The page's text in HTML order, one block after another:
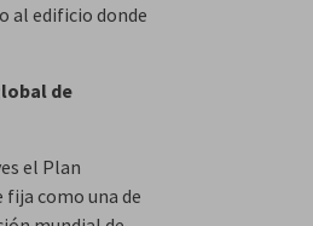
al edificio donde
de
el Plan
fija como una de